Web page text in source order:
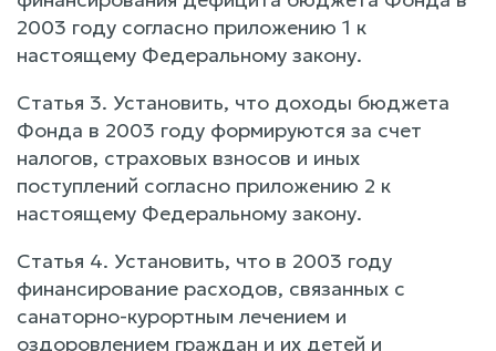
2003 году согласно приложению 1 к
настоящему Федеральному закону.
Статья 3. Установить, что доходы бюджета
Фонда в 2003 году формируются за счет
налогов, страховых взносов и иных
поступлений согласно приложению 2 к
настоящему Федеральному закону.
Статья 4. Установить, что в 2003 году
финансирование расходов, связанных с
санаторно-курортным лечением и
оздоровлением граждан и их детей и